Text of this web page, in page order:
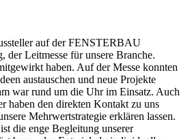
auf der FENSTERBAU
Leitmesse für unsere Branche.
haben. Auf der Messe konnten
austauschen und neue Projekte
war rund um die Uhr im Einsatz. Auch
haben den direkten Kontakt zu uns
Mehrwertstrategie erklären lassen.
die enge Begleitung unserer